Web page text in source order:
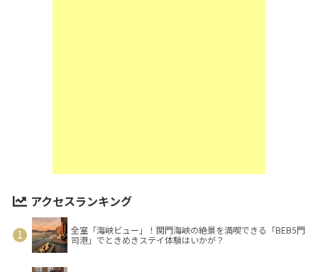
アクセスランキング
全室「海峡ビュー」！関門海峡の絶景を満喫できる「BEB5門
司港」でときめきステイ体験はいかが？